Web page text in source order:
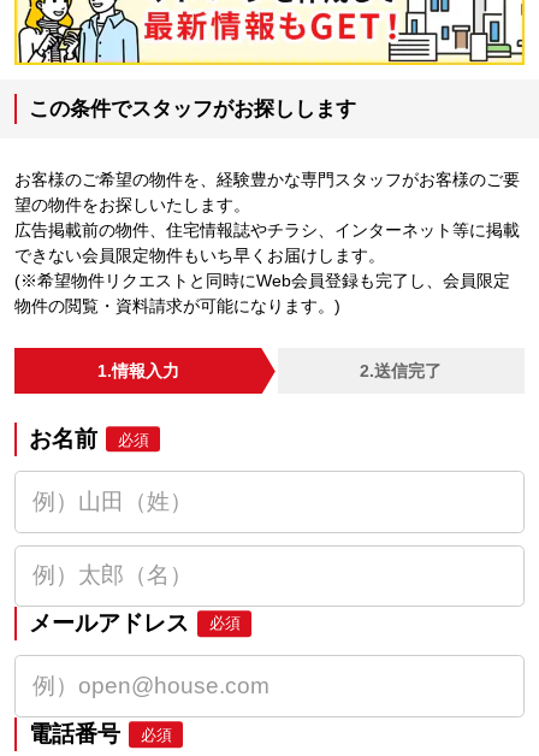
この条件でスタッフがお探しします
お客様のご希望の物件を、経験豊かな専門スタッフがお客様のご要
望の物件をお探しいたします。
広告掲載前の物件、住宅情報誌やチラシ、インターネット等に掲載
できない会員限定物件もいち早くお届けします。
(※希望物件リクエストと同時にWeb会員登録も完了し、会員限定
物件の閲覧・資料請求が可能になります。)
1.情報入力 2.送信完了
お名前 必須
メールアドレス 必須
電話番号 必須